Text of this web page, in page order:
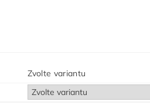
Zvolte variantu